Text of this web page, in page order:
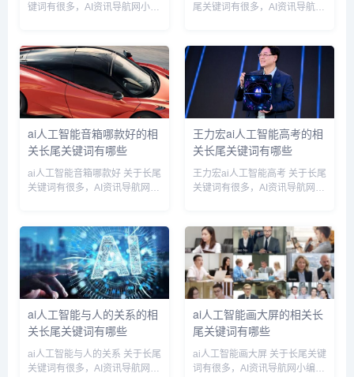
键词有很多，AI资讯导航网小编
键词。 南昌哪有人工智能ai相关
长尾关键词有以下这些： 南昌
有没有人工智能,...
尾关键词有很多，AI资讯导航网
长尾关键词。 涪陵人工智能ai服
务平台相关长尾关键词有以下这
些： 涪陵人工...
ai人工智能音箱哪款好的相
关长尾关键词有哪些
ai人工智能音箱哪款好 关于长尾
关键词有很多，AI资讯导航网小
关键词。 ai人工智能音箱哪款好
相关长尾关键词有以下这些： ai
人工智能音...
王力宏ai人工智能高考的相
关长尾关键词有哪些
王力宏ai人工智能高考 关于长尾
关键词有很多，AI资讯导航网小
关键词。 王力宏ai人工智能高考
相关长尾关键词有以下这些： ai
人工智能高...
ai人工智能与人的关系的相
关长尾关键词有哪些
ai人工智能与人的关系 关于长尾
关键词有很多，AI资讯导航网小
ai人工智能画大屏的相关长
尾关键词有哪些
ai人工智能画大屏 关于长尾关键
词有很多，AI资讯导航网小编为